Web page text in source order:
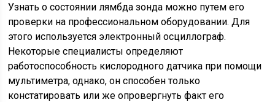
Узнать о состоянии лямбда зонда можно путем его
проверки на профессиональном оборудовании. Для
этого используется электронный осциллограф.
Некоторые специалисты определяют
работоспособность кислородного датчика при помощи
мультиметра, однако, он способен только
констатировать или же опровергнуть факт его